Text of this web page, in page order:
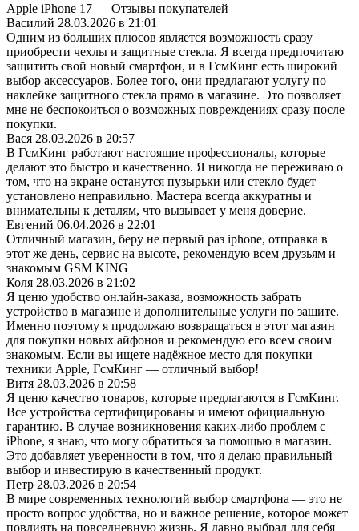
Apple iPhone 17 — Отзывы покупателей
Василий 28.03.2026 в 21:01
Одним из больших плюсов является возможность сразу
приобрести чехлы и защитные стекла. Я всегда предпочитаю
защитить свой новый смартфон, и в ГсмКинг есть широкий
выбор аксессуаров. Более того, они предлагают услугу по
наклейке защитного стекла прямо в магазине. Это позволяет
мне не беспокоиться о возможных повреждениях сразу после
покупки.
Вася 28.03.2026 в 20:57
В ГсмКинг работают настоящие профессионалы, которые
делают это быстро и качественно. Я никогда не переживаю о
том, что на экране останутся пузырьки или стекло будет
установлено неправильно. Мастера всегда аккуратны и
внимательны к деталям, что вызывает у меня доверие.
Евгений 06.04.2026 в 22:01
Отличный магазин, беру не первый раз iphone, отправка в
этот же день, сервис на высоте, рекомендую всем друзьям и
знакомым GSM KING
Коля 28.03.2026 в 21:02
Я ценю удобство онлайн-заказа, возможность забрать
устройство в магазине и дополнительные услуги по защите.
Именно поэтому я продолжаю возвращаться в этот магазин
для покупки новых айфонов и рекомендую его всем своим
знакомым. Если вы ищете надёжное место для покупки
техники Apple, ГсмКинг — отличный выбор!
Витя 28.03.2026 в 20:58
Я ценю качество товаров, которые предлагаются в ГсмКинг.
Все устройства сертифицированы и имеют официальную
гарантию. В случае возникновения каких-либо проблем с
iPhone, я знаю, что могу обратиться за помощью в магазин.
Это добавляет уверенности в том, что я делаю правильный
выбор и инвестирую в качественный продукт.
Петр 28.03.2026 в 20:54
В мире современных технологий выбор смартфона — это не
просто вопрос удобства, но и важное решение, которое может
повлиять на повседневную жизнь. Я давно выбрал для себя